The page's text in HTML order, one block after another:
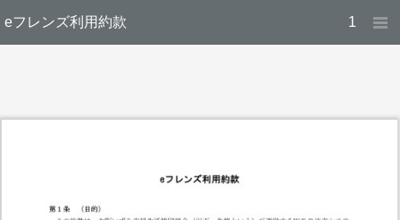
eフレンズ利用約款 1